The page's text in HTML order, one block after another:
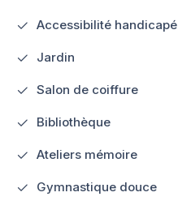
Accessibilité handicapé
Jardin
Salon de coiffure
Bibliothèque
Ateliers mémoire
Gymnastique douce